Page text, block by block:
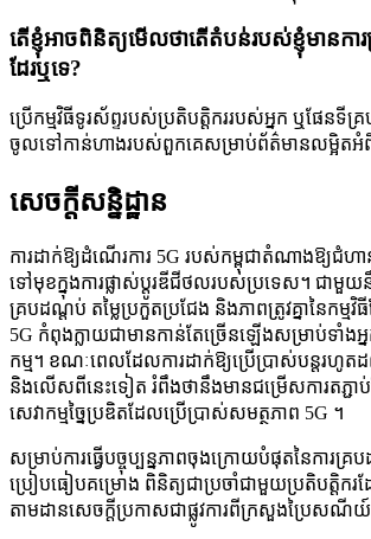
តើខ្ញុំអាចពិនិត្យមើលថាតើតំបន់របស់ខ្ញុំមានក
ដែរឬទេ?
ប្រើកម្មវិធីទូរស័ព្ទរបស់ប្រតិបត្តិកររបស់អ្នក ឬផែនទី
ចូលទៅកាន់ហាងរបស់ពួកគេសម្រាប់ព័ត៌មានលម្អិតអំ
សេចក្តីសន្និដ្ឋាន
ការដាក់ឱ្យដំណើរការ 5G របស់កម្ពុជាតំណាងឱ្យជំហ
ទៅមុខក្នុងការផ្លាស់ប្តូរឌីជីថលរបស់ប្រទេស។ ជាមួយនឹ
គ្របដណ្តប់ តម្លៃប្រកួតប្រជែង និងភាពត្រូវគ្នានៃកម្
5G កំពុងក្លាយជាមានកាន់តែច្រើនឡើងសម្រាប់ទាំងអ្
កម្ម។ ខណៈពេលដែលការដាក់ឱ្យប្រើប្រាស់បន្តរហូតដ
និងលើសពីនេះទៀត រំពឹងថានឹងមានជម្រើសការតភ្ជ
សេវាកម្មច្នៃប្រឌិតដែលប្រើប្រាស់សមត្ថភាព 5G ។
សម្រាប់ការធ្វើបច្ចុប្បន្នភាពចុងក្រោយបំផុតនៃការគ្រ
ប្រៀបធៀបគម្រោង ពិនិត្យជាប្រចាំជាមួយប្រតិបត្តិករ
តាមដានសេចក្តីប្រកាសជាផ្លូវការពីក្រសួងប្រៃសណី